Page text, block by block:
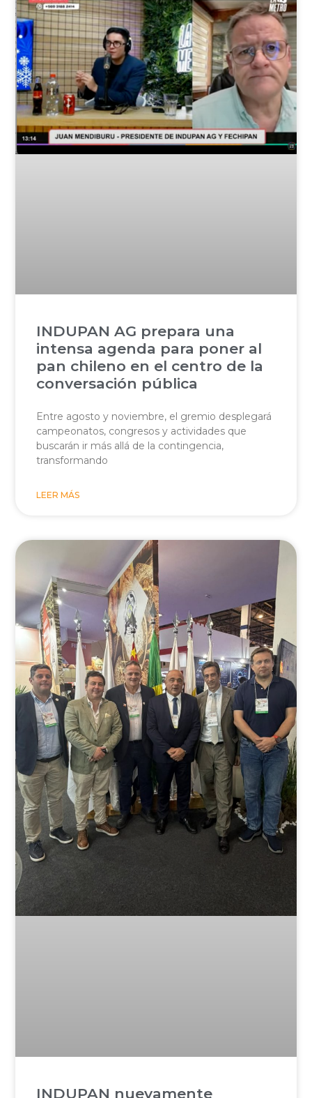
INDUPAN AG prepara una
intensa agenda para poner al
pan chileno en el centro de la
conversación pública
Entre agosto y noviembre, el gremio desplegará
campeonatos, congresos y actividades que
buscarán ir más allá de la contingencia,
transformando
LEER MÁS
INDUPAN nuevamente